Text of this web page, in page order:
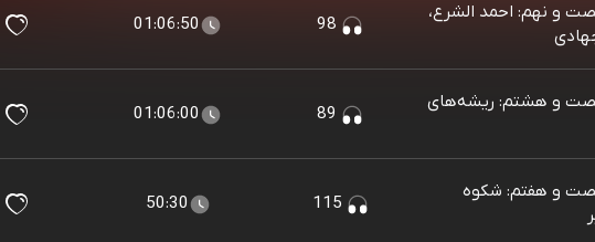
و نهم: احمد الشرع،
01:06:50
و هشتم: ریشه‌های
01:06:00
و هفتم: شکوه
50:30